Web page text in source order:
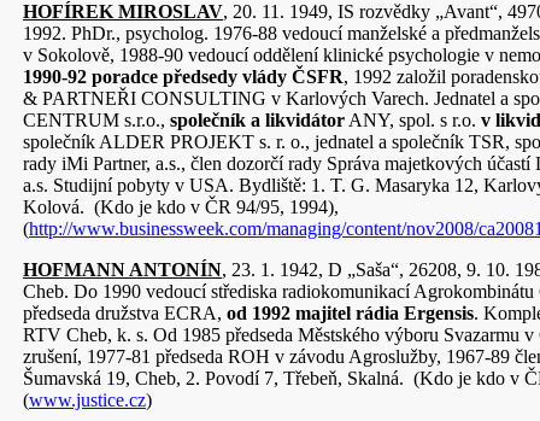
HOFÍREK MIROSLAV, 20. 11. 1949, IS rozvědky „Avant“,
1992. PhDr., psycholog. 1976-88 vedoucí manželské a
v Sokolově, 1988-90 vedoucí oddělení klinické psychologie v
1990-92 poradce předsedy vlády ČSFR, 1992 založil
& PARTNEŘI CONSULTING v Karlových Varech. Jednatel a
CENTRUM s.r.o., společník a likvidátor ANY, spol. s r.o. v
společník ALDER PROJEKT s. r. o., jednatel a společník TSR,
rady iMi Partner, a.s., člen dozorčí rady Správa majetkových účastí
a.s. Studijní pobyty v USA. Bydliště: 1. T. G. Masaryka 12,
Kolová. (Kdo je kdo v ČR 94/95, 1994),
(http://www.businessweek.com/managing/content/nov2008/
HOFMANN ANTONÍN, 23. 1. 1942, D „Saša“, 26208, 9. 10.
Cheb. Do 1990 vedoucí střediska radiokomunikací Agrokombinátu
předseda družstva ECRA, od 1992 majitel rádia Ergensis.
RTV Cheb, k. s. Od 1985 předseda Městského výboru Svazarmu v
zrušení, 1977-81 předseda ROH v závodu Agroslužby, 1967-89
Šumavská 19, Cheb, 2. Povodí 7, Třebeň, Skalná. (Kdo je kdo v
(www.justice.cz)